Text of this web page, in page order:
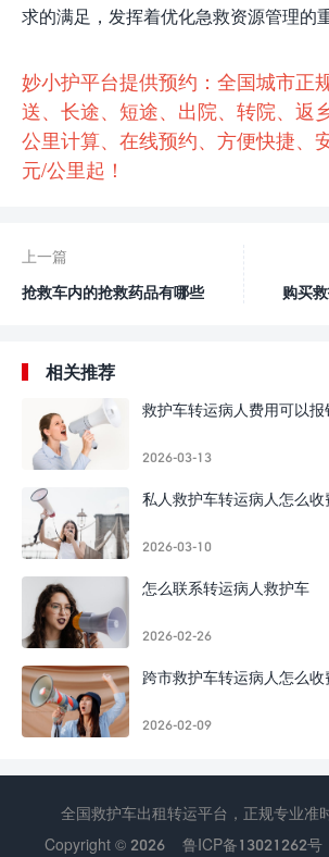
求的满足，发挥着优化急救资源管理的
妙小护平台提供预约：全国城市正
送、长途、短途、出院、转院、返
公里计算、在线预约、方便快捷、
元/公里起！
上一篇
抢救车内的抢救药品有哪些
购买
相关推荐
救护车转运病人费用可以报
2026-03-13
私人救护车转运病人怎么收
2026-03-10
怎么联系转运病人救护车
2026-02-26
跨市救护车转运病人怎么收
2026-02-09
全国救护车出租转运平台，正规专业准
Copyright © 2026
鲁ICP备13021262号